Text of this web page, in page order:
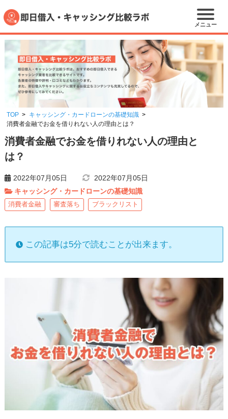
メニュー
TOP
キャッシング・カードローンの基礎知識
消費者金融でお金を借りれない人の理由とは？
消費者金融でお金を借りれない人の理由と
は？
2022年07月05日
2022年07月05日
キャッシング・カードローンの基礎知識
消費者金融 審査落ち ブラックリスト
この記事は5分で読むことが出来ます。